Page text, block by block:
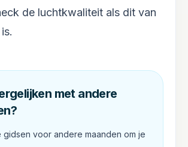
de luchtkwaliteit als dit van
met andere
gidsen voor andere maanden om je